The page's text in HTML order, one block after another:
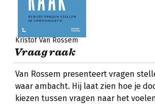
Kristof Van Rossem
Vraag raak
Van Rossem presenteert vragen
waar ambacht. Hij laat zien hoe je
kiezen tussen vragen naar het